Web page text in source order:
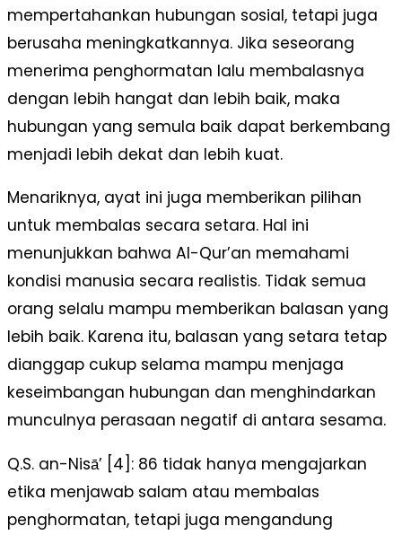
mempertahankan hubungan sosial, tetapi juga
berusaha meningkatkannya. Jika seseorang
menerima penghormatan lalu membalasnya
dengan lebih hangat dan lebih baik, maka
hubungan yang semula baik dapat berkembang
menjadi lebih dekat dan lebih kuat.
Menariknya, ayat ini juga memberikan pilihan
untuk membalas secara setara. Hal ini
menunjukkan bahwa Al-Qur’an memahami
kondisi manusia secara realistis. Tidak semua
orang selalu mampu memberikan balasan yang
lebih baik. Karena itu, balasan yang setara tetap
dianggap cukup selama mampu menjaga
keseimbangan hubungan dan menghindarkan
munculnya perasaan negatif di antara sesama.
Q.S. an-Nisā’ [4]: 86 tidak hanya mengajarkan
etika menjawab salam atau membalas
penghormatan, tetapi juga mengandung